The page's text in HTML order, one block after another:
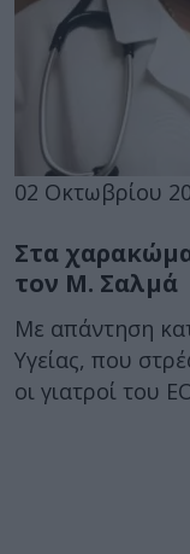
02 Οκτωβρίου
Στα
τον Μ. Σαλμά
Με απάντηση
Υγείας, που
οι γιατροί του